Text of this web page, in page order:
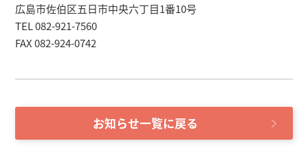
広島市佐伯区五日市中央六丁目1番10号
TEL 082-921-7560
FAX 082-924-0742
お知らせ一覧に戻る